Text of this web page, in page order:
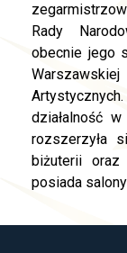
Rady
obecnie jego
działalność
rozszerzyła
biżuterii
posiada